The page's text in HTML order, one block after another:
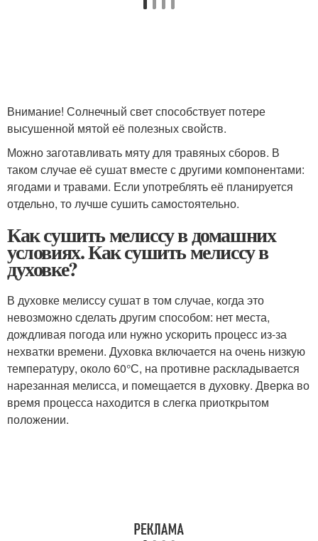
Внимание! Солнечный свет способствует потере
высушенной мятой её полезных свойств.
Можно заготавливать мяту для травяных сборов. В
таком случае её сушат вместе с другими компонентами:
ягодами и травами. Если употреблять её планируется
отдельно, то лучше сушить самостоятельно.
Как сушить мелиссу в домашних
условиях. Как сушить мелиссу в
духовке?
В духовке мелиссу сушат в том случае, когда это
невозможно сделать другим способом: нет места,
дождливая погода или нужно ускорить процесс из-за
нехватки времени. Духовка включается на очень низкую
температуру, около 60°С, на противне раскладывается
нарезанная мелисса, и помещается в духовку. Дверка во
время процесса находится в слегка приоткрытом
положении.